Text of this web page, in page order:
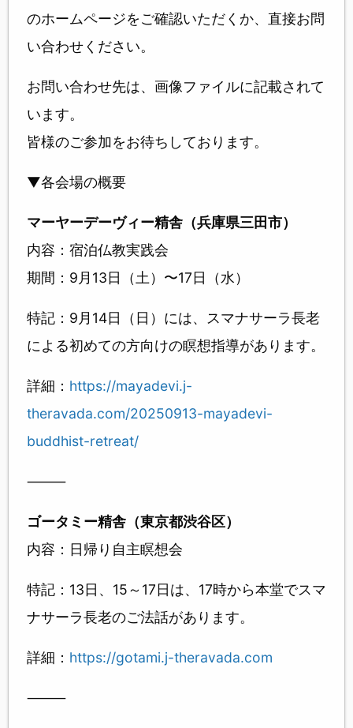
のホームページをご確認いただくか、直接お問
い合わせください。
お問い合わせ先は、画像ファイルに記載されて
います。
皆様のご参加をお待ちしております。
▼各会場の概要
マーヤーデーヴィー精舎（兵庫県三田市）
内容：宿泊仏教実践会
期間：9月13日（土）〜17日（水）
特記：9月14日（日）には、スマナサーラ長老
による初めての方向けの瞑想指導があります。
詳細： https://mayadevi.j-
theravada.com/20250913-mayadevi-
buddhist-retreat/
⸻
ゴータミー精舎（東京都渋谷区）
内容：日帰り自主瞑想会
特記：13日、15～17日は、17時から本堂でスマ
ナサーラ長老のご法話があります。
詳細： https://gotami.j-theravada.com
⸻